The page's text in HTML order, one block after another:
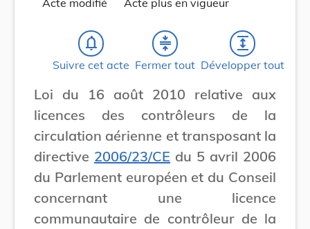
Acte modifié Acte plus en vigueur
notifications_none
Suivre cet acte
compress
Fermer tout
expand
Développer tout
Loi du 16 août 2010 relative aux
licences des contrôleurs de la
circulation aérienne et transposant la
directive 2006/23/CE du 5 avril 2006
du Parlement européen et du Conseil
concernant une licence
communautaire de contrôleur de la